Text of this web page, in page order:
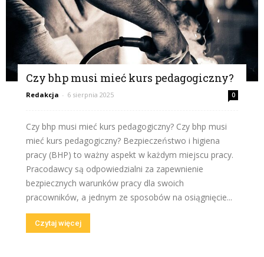
Czy bhp musi mieć kurs pedagogiczny?
Redakcja - 6 sierpnia 2025 0
Czy bhp musi mieć kurs pedagogiczny? Czy bhp musi
mieć kurs pedagogiczny? Bezpieczeństwo i higiena
pracy (BHP) to ważny aspekt w każdym miejscu pracy.
Pracodawcy są odpowiedzialni za zapewnienie
bezpiecznych warunków pracy dla swoich
pracowników, a jednym ze sposobów na osiągnięcie...
Czytaj więcej